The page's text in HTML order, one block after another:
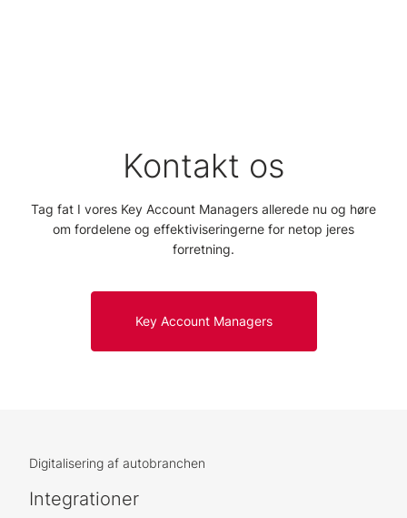
Kontakt os
Tag fat I vores Key Account Managers allerede nu og høre
om fordelene og effektiviseringerne for netop jeres
forretning.
Key Account Managers
Digitalisering af autobranchen
Integrationer